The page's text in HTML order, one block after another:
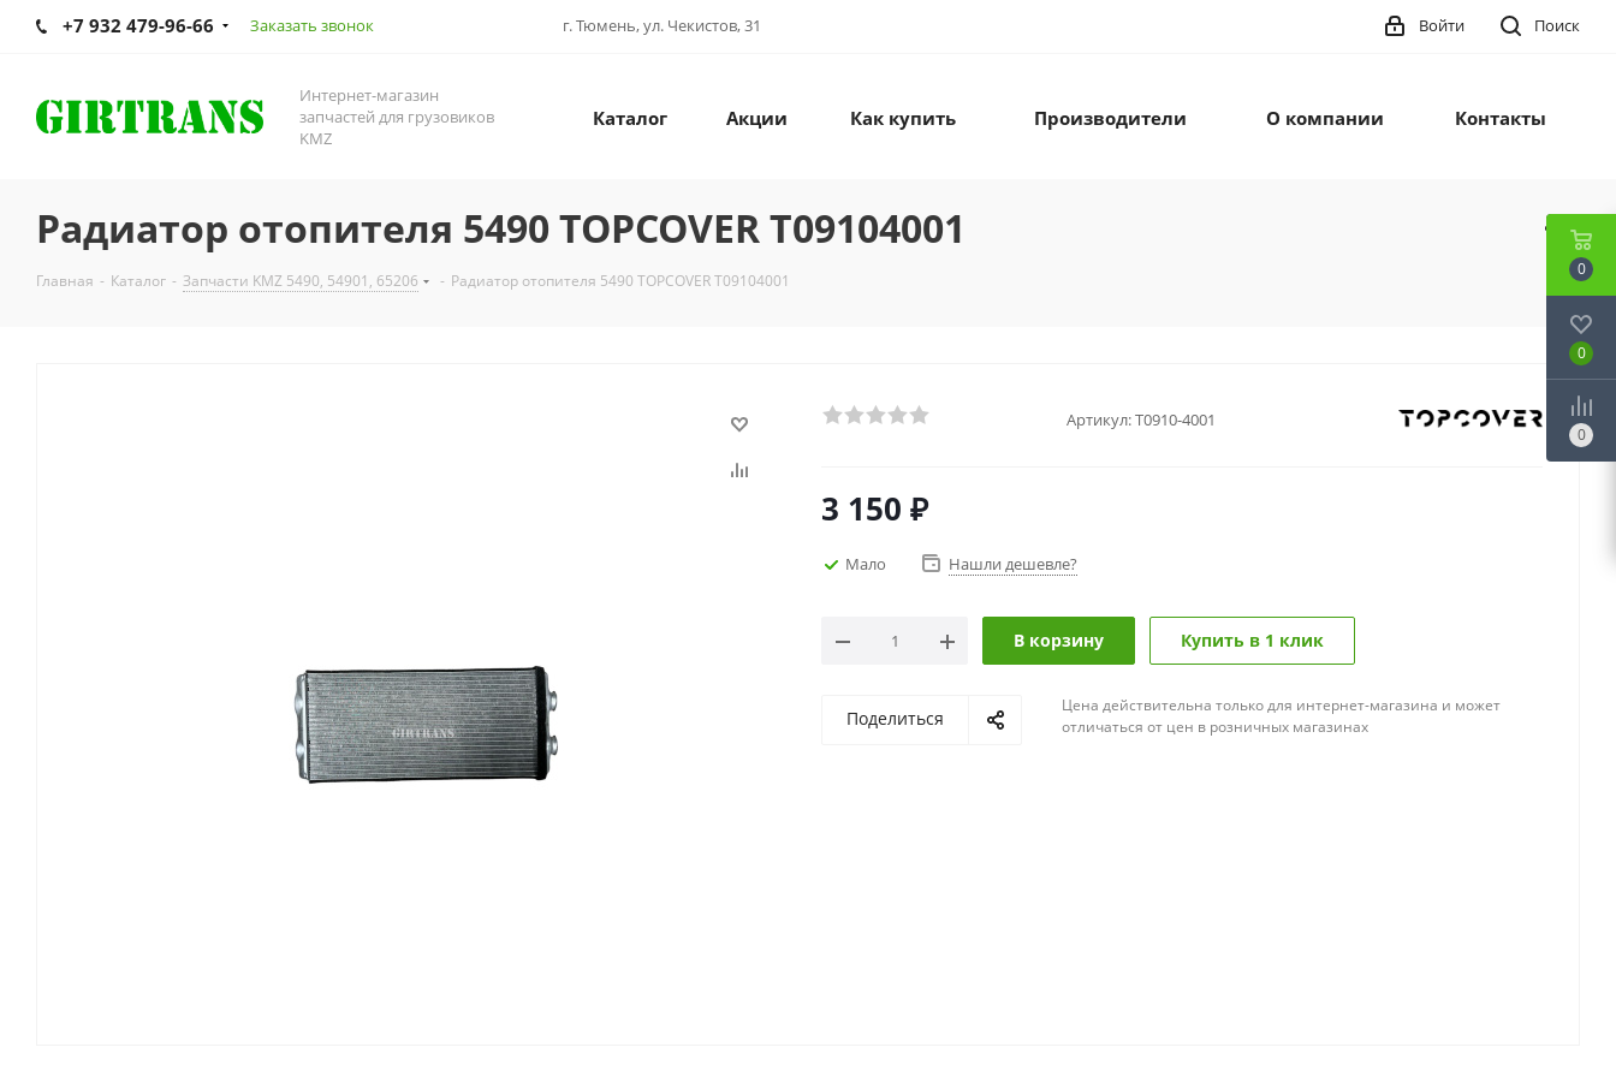
+7 932 479-96-66 Заказать звонок г. Тюмень, ул. Чекистов, 31 Поиск
Войти
Интернет-магазин
запчастей для грузовиков
KMZ
Каталог Акции Как купить Производители О компании Контакты
Радиатор отопителя 5490 TOPCOVER T09104001
Главная - Каталог - Запчасти KMZ 5490, 54901, 65206 - Радиатор отопителя 5490 TOPCOVER T09104001
Артикул:T0910-4001
3 150 ₽
Мало Нашли дешевле?
В корзину Купить в 1 клик
Поделиться
Цена действительна только для интернет-магазина и может
отличаться от цен в розничных магазинах
0
0
0